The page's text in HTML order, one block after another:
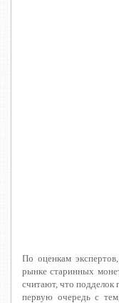
По оценкам
рынке старинных
считают, что подделок
первую очередь с